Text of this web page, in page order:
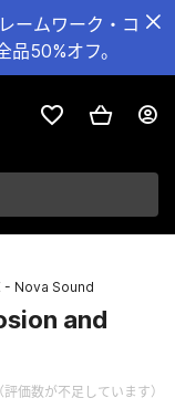
ームワーク・コ
50%オフ。
- Nova Sound
and
（評価数が不足しています）